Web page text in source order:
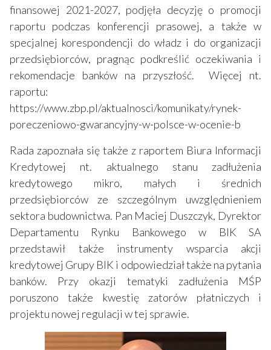
finansowej 2021-2027, podjęła decyzję o promocji
raportu podczas konferencji prasowej, a także w
specjalnej korespondencji do władz i do organizacji
przedsiębiorców, pragnąc podkreślić oczekiwania i
rekomendacje banków na przyszłość. Więcej nt.
raportu:
https://www.zbp.pl/aktualnosci/komunikaty/rynek-
poreczeniowo-gwarancyjny-w-polsce-w-ocenie-b
Rada zapoznała się także z raportem Biura Informacji
Kredytowej nt. aktualnego stanu zadłużenia
kredytowego mikro, małych i średnich
przedsiębiorców ze szczególnym uwzględnieniem
sektora budownictwa. Pan Maciej Duszczyk, Dyrektor
Departamentu Rynku Bankowego w BIK SA
przedstawił także instrumenty wsparcia akcji
kredytowej Grupy BIK i odpowiedział także na pytania
banków. Przy okazji tematyki zadłużenia MŚP
poruszono także kwestię zatorów płatniczych i
projektu nowej regulacji w tej sprawie.